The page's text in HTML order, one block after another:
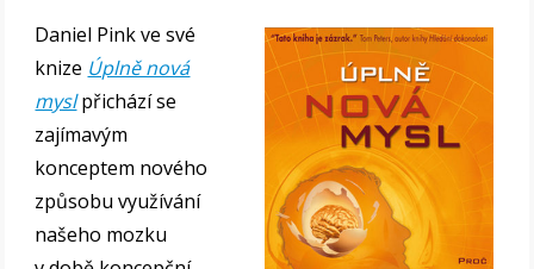
Daniel Pink ve své
knize Úplně nová
myslpřichází se
zajímavým
konceptem nového
způsobu využívání
našeho mozku